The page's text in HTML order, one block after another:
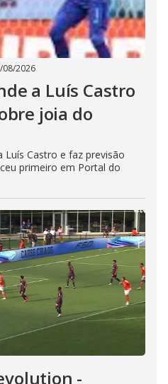
08/2026
a Luís Castro
joia do
Castro e faz previsão
primeiro em Portal do
-